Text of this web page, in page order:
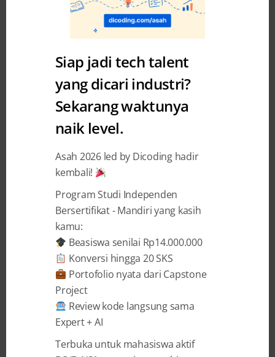
Tutorial Samsung Galaxy SDK : S
Pen Features
Dicoding Indonesia
Kami telah membuat tulisan
sebelumnya mengenai Tutorial
Instalasi Samsung Galaxy SDK di link
berikut:
Siap jadi tech talent
yang dicari industri?
Sekarang waktunya
naik level.
Asah 2026 led by Dicoding hadir
kembali!
Program Studi Independen
Bersertifikat - Mandiri yang kasih
kamu:
Beasiswa senilai Rp14.000.000
Konversi hingga 20 SKS
Portofolio nyata dari Capstone
Project
Review kode langsung sama
Expert + AI
Terbuka untuk mahasiswa aktif